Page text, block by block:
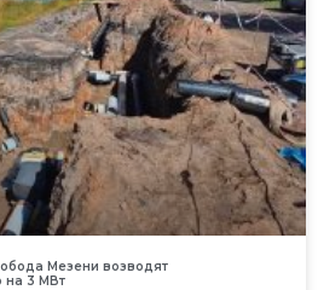
Мезени возводят
на 3 МВт